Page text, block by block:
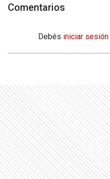
Comentarios
Debés iniciar sesión